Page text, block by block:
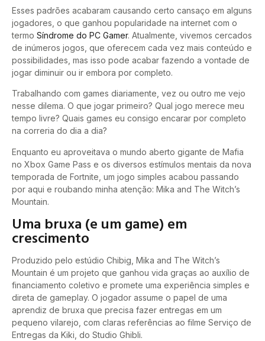
Esses padrões acabaram causando certo cansaço em alguns
jogadores, o que ganhou popularidade na internet com o
termo Síndrome do PC Gamer. Atualmente, vivemos cercados
de inúmeros jogos, que oferecem cada vez mais conteúdo e
possibilidades, mas isso pode acabar fazendo a vontade de
jogar diminuir ou ir embora por completo.
Trabalhando com games diariamente, vez ou outro me vejo
nesse dilema. O que jogar primeiro? Qual jogo merece meu
tempo livre? Quais games eu consigo encarar por completo
na correria do dia a dia?
Enquanto eu aproveitava o mundo aberto gigante de Mafia
no Xbox Game Pass e os diversos estímulos mentais da nova
temporada de Fortnite, um jogo simples acabou passando
por aqui e roubando minha atenção: Mika and The Witch’s
Mountain.
Uma bruxa (e um game) em
crescimento
Produzido pelo estúdio Chibig, Mika and The Witch’s
Mountain é um projeto que ganhou vida graças ao auxílio de
financiamento coletivo e promete uma experiência simples e
direta de gameplay. O jogador assume o papel de uma
aprendiz de bruxa que precisa fazer entregas em um
pequeno vilarejo, com claras referências ao filme Serviço de
Entregas da Kiki, do Studio Ghibli.